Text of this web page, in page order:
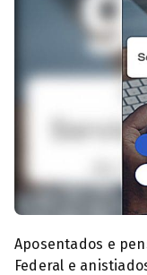
Aposentados e
Federal e